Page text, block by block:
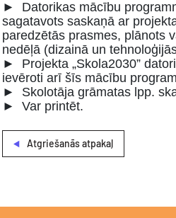
► Datorikas mācību
sagatavots saskaņā ar
paredzētās prasmes, plānots
nedēļā (dizainā un
► Projekta „Skola2030”
ievēroti arī šīs mācību
► Skolotāja grāmatas lpp.
► Var printēt.
Atgriešanās atpakaļ